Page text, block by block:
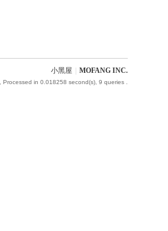
小黑屋 MOFANG INC.
, Processed in 0.018258 second(s), 9 queries .